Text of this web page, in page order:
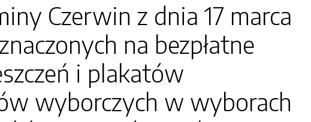
Czerwin z dnia 17 marca
na bezpłatne
i plakatów
wyborczych w wyborach